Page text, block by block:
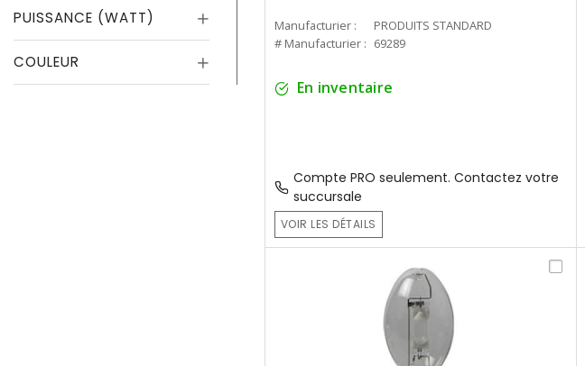
PUISSANCE (WATT)
COULEUR
Manufacturier :
PRODUITS STANDARD
# Manufacturier : 69289
En inventaire
Compte PRO seulement. Contactez votre
succursale
VOIR LES DÉTAILS